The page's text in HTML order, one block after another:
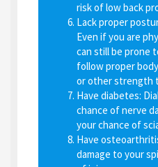
risk of low back
Lack proper
Even if you are
can still be prone
follow proper
or other strength
Have diabetes:
chance of nerve
your chance of
Have
damage to your